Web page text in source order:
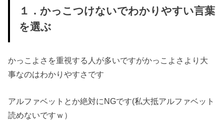
１．かっこつけないでわかりやすい言葉
を選ぶ
かっこよさを重視する人が多いですがかっこよさより大
事なのはわかりやすさです
アルファベットとか絶対にNGです(私大抵アルファベット
読めないですｗ）